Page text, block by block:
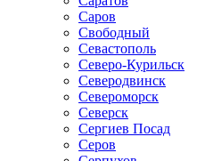
Саров
Свободный
Севастополь
Северо-Курильск
Северодвинск
Североморск
Северск
Сергиев Посад
Серов